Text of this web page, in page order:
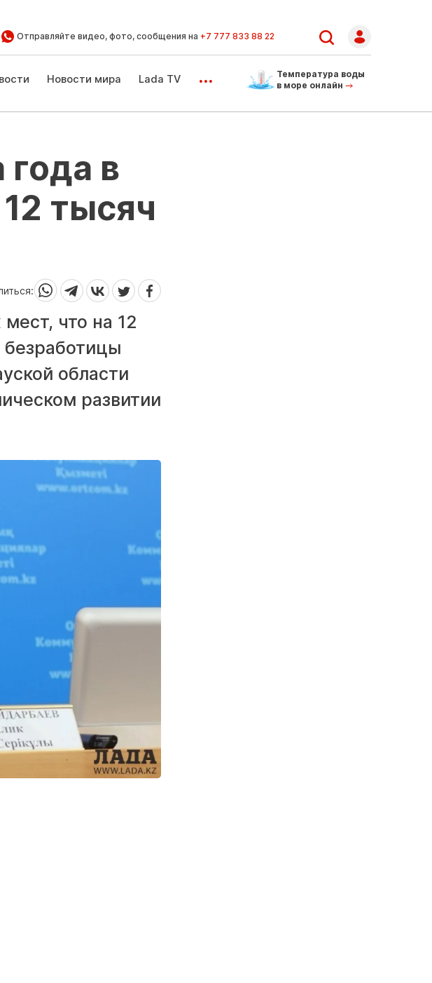
Отправляйте видео, фото, сообщения на +7 777 833 88 22
Новости мира Lada TV ...
Температура воды
в море онлайн
в
тысяч
что на 12
области
развитии